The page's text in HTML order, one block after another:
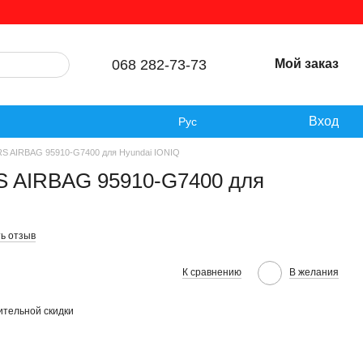
068 282-73-73 Мой заказ
Рус Вход
AIRBAG 95910-G7400 для Hyundai IONIQ
AIRBAG 95910-G7400 для
отзыв
К сравнению В желания
скидки